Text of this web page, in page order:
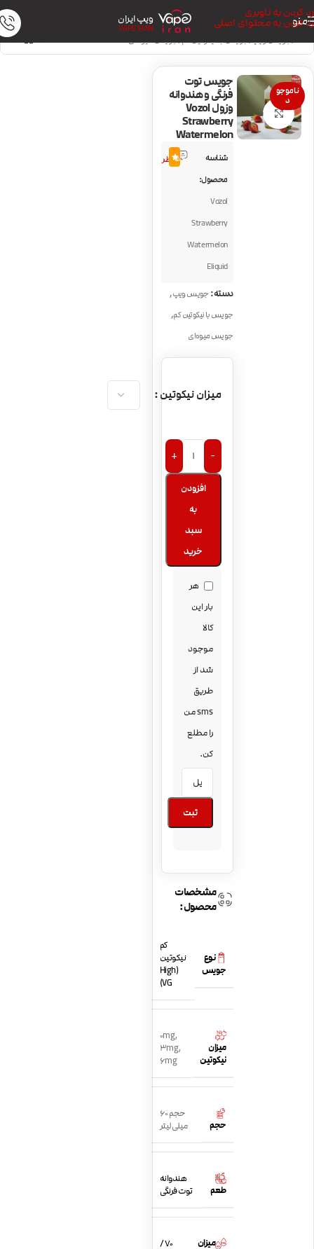
رد کردن به ناوبری
رد کردن به محتوای اصلی
منو ویپ ایران
VAPE IRAN
خانه/جویس ویپ/جویس با نیکوتین کم/جویس میوه‌ای
ناموجو
د
بزرگنمایی تصویر
جویس توت
فرنگی و هندوانه
وزول Vozol
Strawberry
Watermelon
شناسه
محصول:
Vozol
Strawberry
Watermelon
Eliquid
1
نظر5.0
دسته: جویس ویپ,
جویس با نیکوتین کم,
جویس میوه‌ای
میزان نیکوتین
-
+
افزودن
به
سبد
خرید
هر
بار این
کالا
موجود
شد از
طریق
sms من
را مطلع
کن.
ثبت
مشخصات
محصول:
نوع
جویس
کم
نیکوتین
(High
VG)
میزان
نیکوتین
0mg,
3mg,
6mg
حجم
حجم 60
میلی لیتر
طعم
هندوانه
توت فرنگی
میزان
70 /